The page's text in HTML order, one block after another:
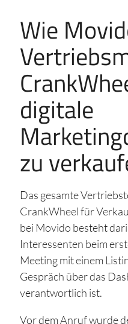
Wie
digitale
zu
Das gesamte
CrankWheel für
bei Movido besteht
Interessenten beim
Meeting mit einem
Gespräch über das
verantwortlich ist.
Vor dem Anruf wurde